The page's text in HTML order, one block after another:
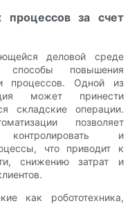
процессов за счет
деловой среде
способы повышения
процессов. Одной из
может принести
складские операции.
позволяет
и
что приводит к
снижению затрат и
как робототехника,